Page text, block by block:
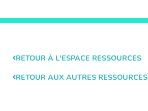
RETOUR À L'ESPACE RESSOURCES
RETOUR AUX AUTRES RESSOURCES